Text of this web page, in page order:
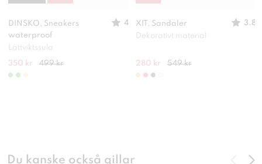
DINSKO, Sneakers
waterproof
4
Lättviktssula
350 kr 499 kr
XIT, Sandaler
3.8
Dekorativt material
280 kr 549 kr
Du kanske också gillar